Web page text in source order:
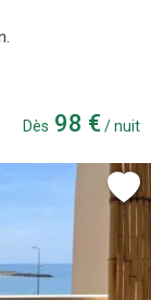
Dès 98 € / nuit